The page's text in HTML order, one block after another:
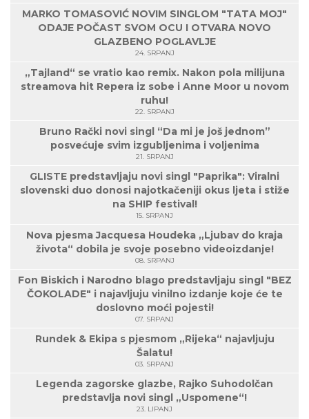
MARKO TOMASOVIĆ NOVIM SINGLOM "TATA MOJ"
ODAJE POČAST SVOM OCU I OTVARA NOVO
GLAZBENO POGLAVLJE
24. SRPANJ
„Tajland“ se vratio kao remix. Nakon pola milijuna
streamova hit Repera iz sobe i Anne Moor u novom
ruhu!
22. SRPANJ
Bruno Rački novi singl “Da mi je još jednom”
posvećuje svim izgubljenima i voljenima
21. SRPANJ
GLISTE predstavljaju novi singl "Paprika": Viralni
slovenski duo donosi najotkačeniji okus ljeta i stiže
na SHIP festival!
15. SRPANJ
Nova pjesma Jacquesa Houdeka „Ljubav do kraja
života“ dobila je svoje posebno videoizdanje!
08. SRPANJ
Fon Biskich i Narodno blago predstavljaju singl "BEZ
ČOKOLADE" i najavljuju vinilno izdanje koje će te
doslovno moći pojesti!
07. SRPANJ
Rundek & Ekipa s pjesmom „Rijeka“ najavljuju
Šalatu!
03. SRPANJ
Legenda zagorske glazbe, Rajko Suhodolčan
predstavlja novi singl „Uspomene“!
23. LIPANJ